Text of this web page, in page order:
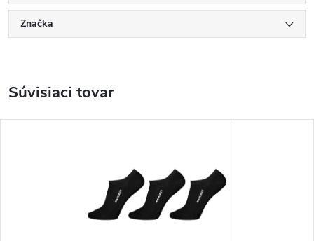
Značka
Súvisiaci tovar